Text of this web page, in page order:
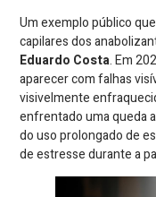
Um exemplo público
capilares dos
Eduardo Costa. Em
aparecer com falhas
visivelmente
enfrentado uma queda
do uso prolongado de
de estresse durante a